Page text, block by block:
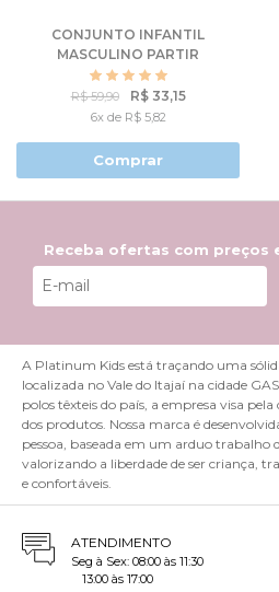
CONJUNTO INFANTIL
MASCULINO PARTIR
NOVAMENTE
R$ 59,90 R$ 33,15
6x de R$ 5,82
Comprar
Receba ofertas com preços
A Platinum Kids está traçando uma
localizada no Vale do Itajaí na cidade
polos têxteis do país, a empresa visa
dos produtos. Nossa marca é
pessoa, baseada em um arduo trabalho
valorizando a liberdade de ser criança,
e confortáveis.
ATENDIMENTO
Seg à Sex: 08:00 às 11:30
13:00 às 17:00